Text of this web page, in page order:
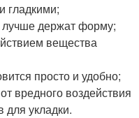
гладкими;
держат форму;
вещества
просто и удобно;
вредного воздействия
для укладки.